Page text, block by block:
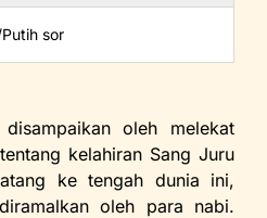
sor
oleh melekat
kelahiran Sang Juru
ke tengah dunia ini,
oleh para nabi.